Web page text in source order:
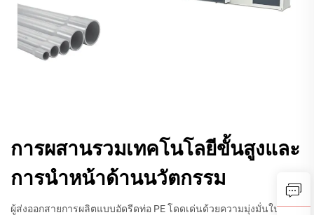
การผสานรวมเทคโนโลยีขั้นสูงและ
การนำหน้าด้านนวัตกรรม
ผู้ส่งออกสายการผลิตแบบอัดรีดท่อ PE โดดเด่นด้วยความมุ่งมั่นในการ